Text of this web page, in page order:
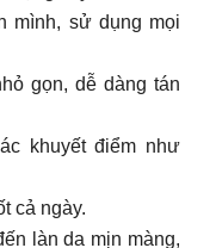
cả ngày.
làn da mịn màng,
ghé 62 Trần Tống
nhen!
Body Works, trạm